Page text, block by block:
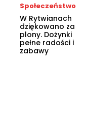
Społeczeństwo
W Rytwianach
dziękowano za
plony. Dożynki
pełne radości i
zabawy